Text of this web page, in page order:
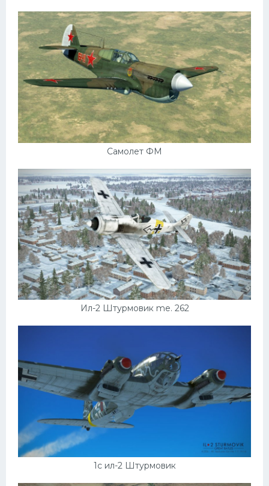
Самолет ФМ
Ил-2 Штурмовик me. 262
1c ил-2 Штурмовик